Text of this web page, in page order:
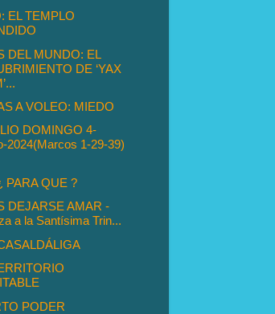
EL TEMPLO
DEL MUNDO: EL
DE ‘YAX
A VOLEO: MIEDO
DOMINGO 4-
2024(Marcos 1-29-39)
PARA QUE ?
DEJARSE AMAR -
a la Santísima Trin...
PODER